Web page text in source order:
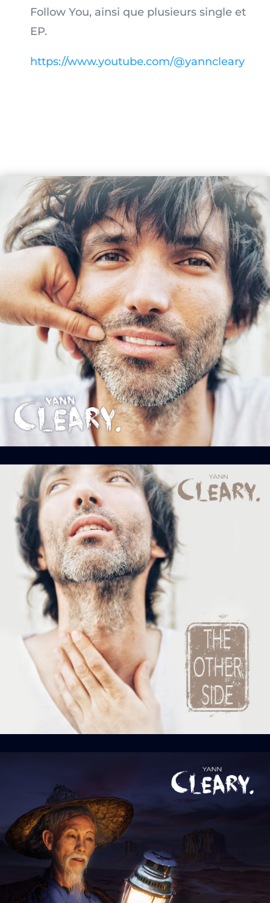
Follow You, ainsi que plusieurs single et
EP.
https://www.youtube.com/@yanncleary